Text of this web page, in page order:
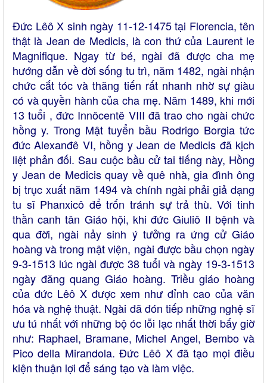
Đức Lêô X sinh ngày 11-12-1475 tại Florencia, tên
thật là Jean de Medicis, là con thứ của Laurent le
Magnifique. Ngay từ bé, ngài đã được cha mẹ
hướng dẫn về đời sống tu trì, năm 1482, ngài nhận
chức cắt tóc và thăng tiến rất nhanh nhờ sự giàu
có và quyền hành của cha mẹ. Năm 1489, khi mới
13 tuổi , đức Innôcentê VIII đã trao cho ngài chức
hồng y. Trong Mật tuyển bầu Rodrigo Borgia tức
đức Alexanđê VI, hồng y Jean de Medicis đã kịch
liệt phản đối. Sau cuộc bầu cử tai tiếng này, Hồng
y Jean de Medicis quay về quê nhà, gia đình ông
bị trục xuất năm 1494 và chính ngài phải giả dạng
tu sĩ Phanxicô để trốn tránh sự trả thù. Với tinh
thần canh tân Giáo hội, khi đức Giuliô II bệnh và
qua đời, ngài nảy sinh ý tưởng ra ứng cử Giáo
hoàng và trong mật viện, ngài được bầu chọn ngày
9-3-1513 lúc ngài được 38 tuổi và ngày 19-3-1513
ngày đăng quang Giáo hoàng. Triều giáo hoàng
của đức Lêô X được xem như đỉnh cao của văn
hóa và nghệ thuật. Ngài đã đón tiếp những nghệ sĩ
ưu tú nhất với những bộ óc lỗi lạc nhất thời bấy giờ
như: Raphael, Bramane, Michel Angel, Bembo và
Pico della Mirandola. Đức Lêô X đã tạo mọi điều
kiện thuận lợi để sáng tạo và làm việc.